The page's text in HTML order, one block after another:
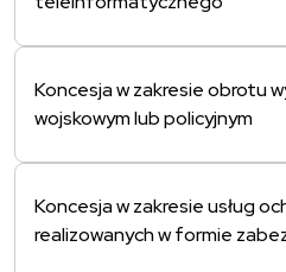
Koncesja w zakresie obrotu
wojskowym lub policyjnym
Koncesja w zakresie usług
realizowanych w formie